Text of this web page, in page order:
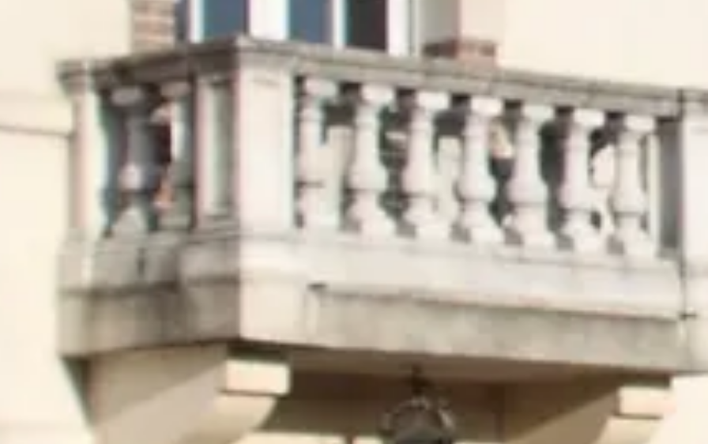
Champagne Ruinart
Champagne Taittinger
Champagne Veuve Clicquot
Pressoria
Achillée
Weingut Übernachtung Champagne
Alle Übernachtungen im Weingut